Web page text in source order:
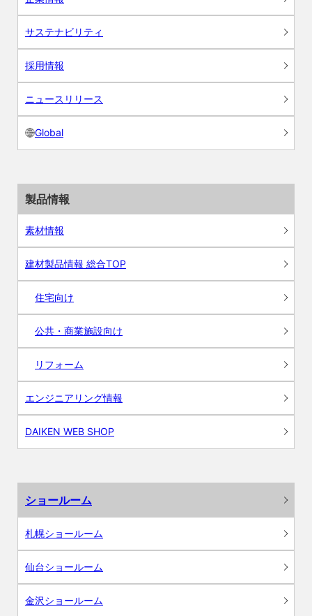
サステナビリティ
採用情報
ニュースリリース
Global
製品情報
素材情報
建材製品情報 総合TOP
住宅向け
公共・商業施設向け
リフォーム
エンジニアリング情報
DAIKEN WEB SHOP
ショールーム
札幌ショールーム
仙台ショールーム
金沢ショールーム